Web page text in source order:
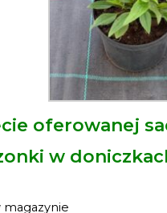
oferowanej
w
magazynie